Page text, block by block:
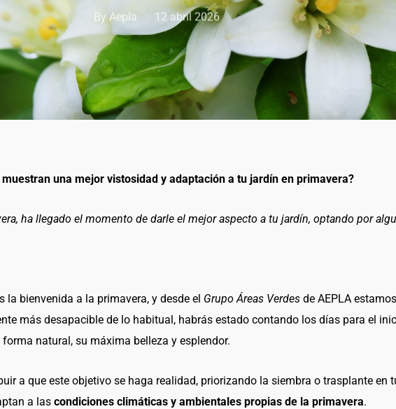
ByAepla 12 abril 2026
una mejor vistosidad y adaptación a tu jardín en primavera?
ha llegado el momento de darle el mejor aspecto a tu jardín, optando por
bienvenida a la primavera, y desde el Grupo Áreas Verdes de AEPLA
más desapacible de lo habitual, habrás estado contando los días para el
natural, su máxima belleza y esplendor.
a que este objetivo se haga realidad, priorizando la siembra o trasplante en
a las condiciones climáticas y ambientales propias de la primavera.